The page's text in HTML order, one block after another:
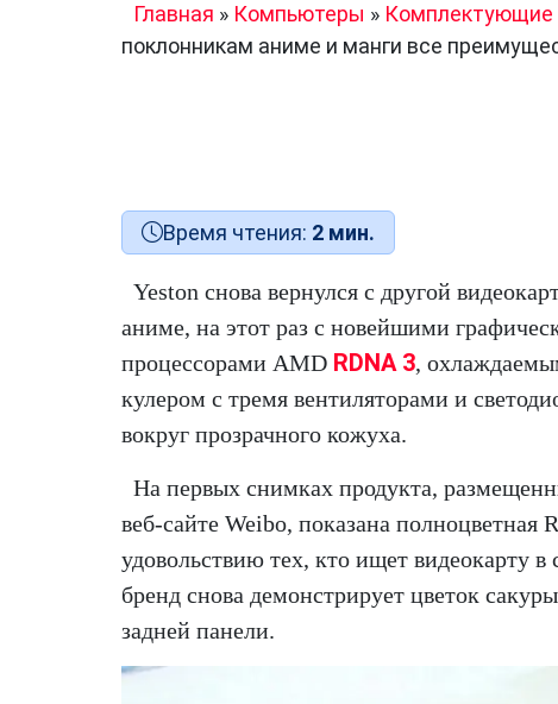
Главная » Компьютеры » Комплектующие
поклонникам аниме и манги все
Время чтения: 2 мин.
Yeston снова вернулся с другой
аниме, на этот раз с новейшими
процессорами AMD RDNA 3,
кулером с тремя вентиляторами и
вокруг прозрачного кожуха.
На первых снимках продукта,
веб-сайте Weibo, показана полноцветная
удовольствию тех, кто ищет видеокарту
бренд снова демонстрирует цветок
задней панели.